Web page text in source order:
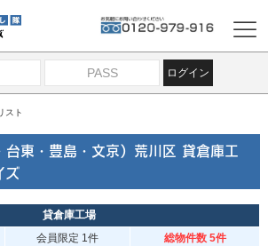
ログイン
スト
台東・豊島・文京）荒川区 貸倉庫工
ズ
貸倉庫工場
会員限定 1件 総物件数 5件